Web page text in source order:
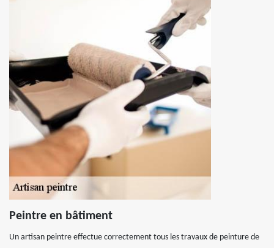
Peintre en bâtiment
Un artisan peintre effectue correctement tous les travaux de peinture de